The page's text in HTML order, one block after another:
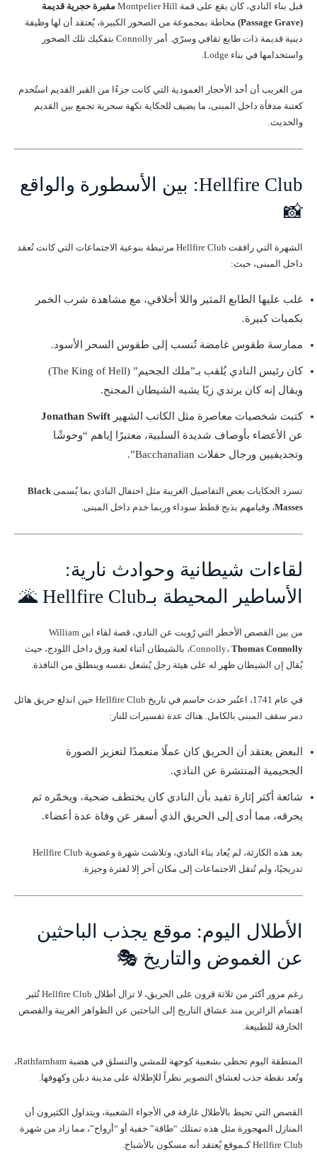
قبل بناء النادي، كان يقع على قمة Montpelier Hill
مقبرة حجرية قديمة
(Passage Grave)
محاطة بمجموعة من الصخور الكبيرة، يُعتقد أن لها وظيفة
دينية قديمة ذات طابع ثقافي وسرّي. أمر Connolly بتفكيك تلك الصخور
واستخدامها في بناء Lodge.
من الغريب أن أحد الأحجار العمودية التي كانت جزءًا من القبر القديم استُخدم
كعتبة مدفأة داخل المبنى، ما يضيف للحكاية نكهة سحرية تجمع بين القديم
والحديث.
Hellfire Club: بين الأسطورة والواقع
📸
الشهرة التي رافقت Hellfire Club مرتبطة بنوعية الاجتماعات التي كانت تُعقد
داخل المبنى، حيث:
غلب عليها الطابع المثير واللا أخلاقي، مع مشاهدة شرب الخمر
بكميات كبيرة.
ممارسة طقوس غامضة تُنسب إلى طقوس السحر الأسود.
كان رئيس النادي يُلقب بـ”ملك الجحيم” (The King of Hell)
ويقال إنه كان يرتدي زيًا يشبه الشيطان المجنح.
كتبت شخصيات معاصرة مثل الكاتب الشهير Jonathan Swift
عن الأعضاء بأوصاف شديدة السلبية، معتبرًا إياهم “وحوشًا
وتجديفيين ورجال حفلات Bacchanalian”.
تسرد الحكايات بعض التفاصيل الغريبة مثل احتفال النادي بما يُسمى Black
Masses، وقيامهم بذبح قطط سوداء وربما خدم داخل المبنى.
لقاءات شيطانية وحوادث نارية:
الأساطير المحيطة بـHellfire Club 🌋
من بين القصص الأخطر التي رُويت عن النادي، قصة لقاء ابن William
Connolly، Thomas Connolly
، بالشيطان أثناء لعبة ورق داخل اللودج، حيث
يُقال إن الشيطان ظهر له على هيئة رجل يُشعل نفسه وينطلق من النافذة.
في عام 1741، اعتُبر حدث حاسم في تاريخ Hellfire Club حين اندلع حريق هائل
دمر سقف المبنى بالكامل. هناك عدة تفسيرات للنار:
البعض يعتقد أن الحريق كان عملًا متعمدًا لتعزيز الصورة
الجحيمية المنتشرة عن النادي.
شائعة أكثر إثارة تفيد بأن النادي كان يختطف ضحية، ويخمّره ثم
يحرقه، مما أدى إلى الحريق الذي أسفر عن وفاة عدة أعضاء.
بعد هذه الكارثة، لم يُعاد بناء النادي، وتلاشت شهرة وعضوية Hellfire Club
تدريجيًا، ولم تُنقل الاجتماعات إلى مكان آخر إلا لفترة وجيزة.
الأطلال اليوم: موقع يجذب الباحثين
عن الغموض والتاريخ 🎭
رغم مرور أكثر من ثلاثة قرون على الحريق، لا تزال أطلال Hellfire Club تُثير
اهتمام الزائرين منذ عشاق التاريخ إلى الباحثين عن الظواهر الغريبة والقصص
الخارقة للطبيعة.
المنطقة اليوم تحظى بشعبية كوجهة للمشي والتسلق في هضبة Rathfarnham،
وتُعد نقطة جذب لعشاق التصوير نظراً للإطلالة على مدينة دبلن وكهوفها.
القصص التي تحيط بالأطلال غارقة في الأجواء الشعبية، ويتداول الكثيرون أن
المنازل المهجورة مثل هذه تمتلك “طاقة” خفية أو “أرواح”، مما زاد من شهرة
Hellfire Club كـموقع يُعتقد أنه مسكون بالأشباح.